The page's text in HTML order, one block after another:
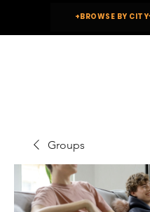
+BROWSE BY CITY
Groups